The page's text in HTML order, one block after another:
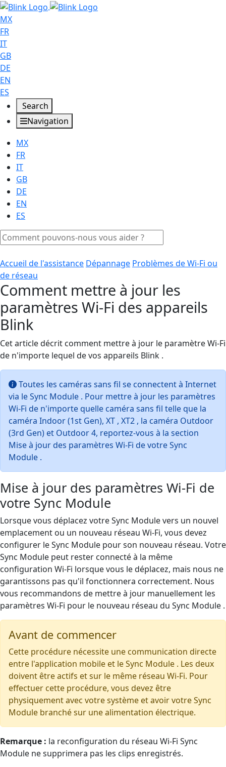
MX
FR
IT
GB
DE
EN
ES
Search
Navigation
MX
FR
IT
GB
DE
EN
ES
Accueil de l'assistance Dépannage Problèmes de Wi-Fi ou
de réseau
Comment mettre à jour les
paramètres Wi-Fi des appareils
Blink
Cet article décrit comment mettre à jour le paramètre Wi-Fi
de n'importe lequel de vos appareils Blink .
Toutes les caméras sans fil se connectent à Internet
via le Sync Module . Pour mettre à jour les paramètres
Wi-Fi de n'importe quelle caméra sans fil telle que la
caméra Indoor (1st Gen), XT , XT2 , la caméra Outdoor
(3rd Gen) et Outdoor 4, reportez-vous à la section
Mise à jour des paramètres Wi-Fi de votre Sync
Module .
Mise à jour des paramètres Wi-Fi de
votre Sync Module
Lorsque vous déplacez votre Sync Module vers un nouvel
emplacement ou un nouveau réseau Wi-Fi, vous devez
configurer le Sync Module pour son nouveau réseau. Votre
Sync Module peut rester connecté à la même
configuration Wi-Fi lorsque vous le déplacez, mais nous ne
garantissons pas qu'il fonctionnera correctement. Nous
vous recommandons de mettre à jour manuellement les
paramètres Wi-Fi pour le nouveau réseau du Sync Module .
Avant de commencer
Cette procédure nécessite une communication directe
entre l'application mobile et le Sync Module . Les deux
doivent être actifs et sur le même réseau Wi-Fi. Pour
effectuer cette procédure, vous devez être
physiquement avec votre système et avoir votre Sync
Module branché sur une alimentation électrique.
Remarque : la reconfiguration du réseau Wi-Fi Sync
Module ne supprimera pas les clips enregistrés.